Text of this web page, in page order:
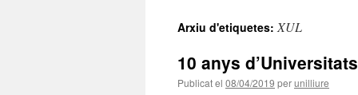
Arxiu d'etiquetes:XUL
10 anys
Publicat el 08/04/2019 perunilliure